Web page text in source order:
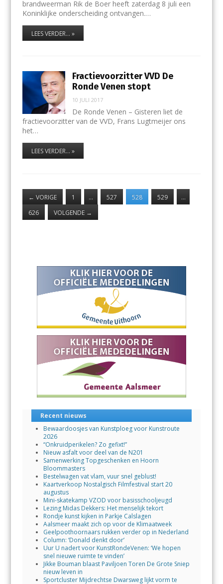
brandweerman Rik de Boer heeft zaterdag 8 juli een
Koninklijke onderscheiding ontvangen.…
LEES VERDER... »
Fractievoorzitter VVD De
Ronde Venen stopt
10 JULI 2017
De Ronde Venen – Gisteren liet de
fractievoorzitter van de VVD, Frans Lugtmeijer ons
het…
LEES VERDER... »
← VORIGE 1 … 527 528 529
…
626
VOLGENDE →
Recent nieuws
Bewaardoosjes van Kunstploeg voor Kunstroute
2026
“Onkruidperikelen? Zo gefixt!”
Nieuw asfalt voor deel van de N201
Samenwerking Topgeschenken en Hoorn
Bloommasters
Bestelwagen vat vlam, vuur snel geblust!
Kaartverkoop Nostalgisch Filmfestival start 20
augustus
Mini-skatekamp VZOD voor basisschooljeugd
Lezing Midas Dekkers: Het menselijk tekort
Rondje kunst kijken in Parkje Calslagen
Aalsmeer maakt zich op voor de Klimaatweek
Geelpoothoornaars rukken verder op in Nederland
Column: ‘Donald denkt door’
Uur U nadert voor KunstRondeVenen: ‘We hopen
snel nieuwe ruimte te vinden’
Jikke Bouman blaast Paviljoen Toren De Grote Sniep
nieuw leven in
Sportcluster Mijdrechtse Dwarsweg lijkt vorm te